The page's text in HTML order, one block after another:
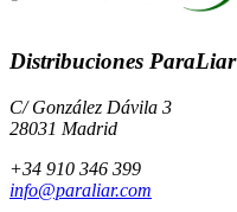
Distribuciones ParaLiar
C/ González Dávila 3
28031 Madrid
+34 910 346 399
info@paraliar.com